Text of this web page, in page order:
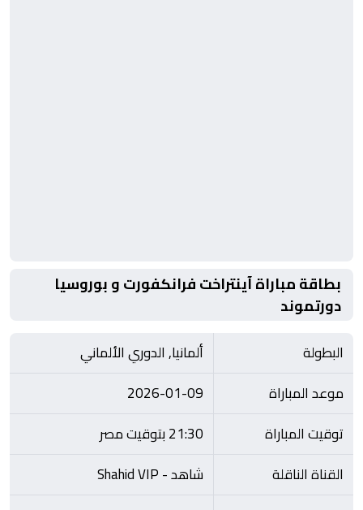
بطاقة مباراة آينتراخت فرانكفورت و بوروسيا
دورتموند
البطولة
ألمانيا, الدوري الألماني
موعد المباراة
2026-01-09
توقيت المباراة
21:30 بتوقيت مصر
القناة الناقلة
شاهد - Shahid VIP